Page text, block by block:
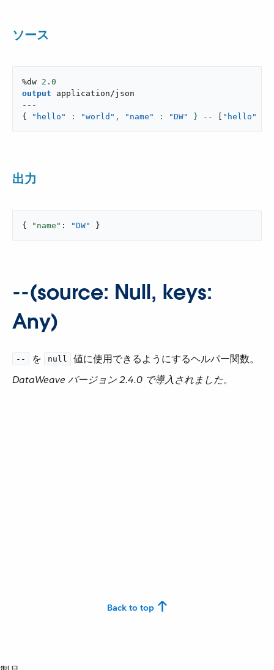
ソース
%dw 2.0
output
application/json
---
{
"hello" : "world" , "name" : "DW" } -- "hello"
出力
{ "name" : "DW" }
--(source: Null, keys:
Any)
-- ​ を ​ null
​ 値に使用できるようにするヘルパー関数。
DataWeave バージョン 2.4.0 で導入されました。
Back to top